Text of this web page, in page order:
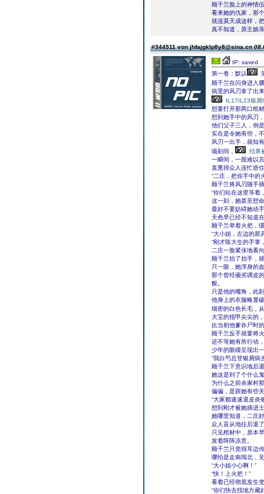
顾千兰脸上的神情
看来她的仇家，那
就连莫天成这样，
真不知道，原主娘
#344511 von jhfajgklp8y8@sina.cn
IP: saved
第一卷：默认
顾千兰在闪身进入
病里的风刃拿了出
IL17IL23银屑
想要打开那两口棺
想到她手中的风刃
他们父子三人，倒
实在是令她有些，
风刃一出手，就知
顷刻间，
结果
一瞬间，一股难以
直熏得众人连忙捂
“二庄，把你手中的
顾千兰将风刃随手
“你们站在这里等着
这一刻，她甚至想
最好不要妨碍她动
天色早已经不知道
顾千兰举着火把，
“大小姐，左边的那
“刚才陈大生的手掌
二庄一脸紧张地看
顾千兰抬了抬手，
只一眼，她浑身的
那个曾经顽劣调皮
般。
只是他的嘴角，此
他身上的衣服略显
细密的白色长毛，
大宝的指甲尖尖的
比当初他爹诈尸时
顾千兰反手就要将
还不等她有所行动
少年的眼瞳呈现出
“我白芍总苷银屑病
顾千兰下意识地后
她这是到了个什么
为什么之前余家村
偏偏，是跟她有些
“大家都速速退皮炎
想到刚才被她插进
她哪里知道，二庄
众人盲从地往后退
只见棺材中，原本
发着阵阵凉意。
顾千兰只觉得耳边
哪怕是走南闯北，
“大小姐小心啊！”
“快！上火把！”
看着已经彻底发生
“你们快去找地方藏